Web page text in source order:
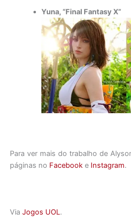
Yuna, “Final Fantasy X”
Para ver mais do trabalho de
páginas no Facebook e Instagram.
Via Jogos UOL.